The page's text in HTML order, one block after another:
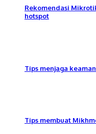
Rekomendasi
hotspot
Tips menjaga
Tips membuat